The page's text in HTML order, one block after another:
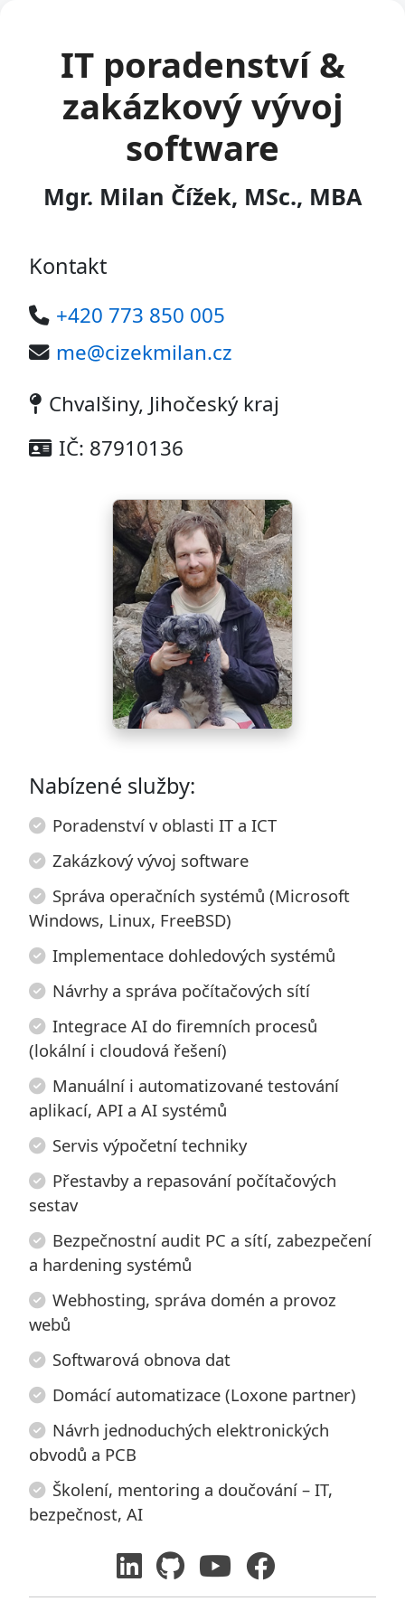
IT poradenství &
zakázkový vývoj
software
Mgr. Milan Čížek, MSc., MBA
Kontakt
+420 773 850 005
me@cizekmilan.cz
Chvalšiny, Jihočeský kraj
IČ: 87910136
Nabízené služby:
Poradenství v oblasti IT a ICT
Zakázkový vývoj software
Správa operačních systémů (Microsoft
Windows, Linux, FreeBSD)
Implementace dohledových systémů
Návrhy a správa počítačových sítí
Integrace AI do firemních procesů
(lokální i cloudová řešení)
Manuální i automatizované testování
aplikací, API a AI systémů
Servis výpočetní techniky
Přestavby a repasování počítačových
sestav
Bezpečnostní audit PC a sítí, zabezpečení
a hardening systémů
Webhosting, správa domén a provoz
webů
Softwarová obnova dat
Domácí automatizace (Loxone partner)
Návrh jednoduchých elektronických
obvodů a PCB
Školení, mentoring a doučování – IT,
bezpečnost, AI